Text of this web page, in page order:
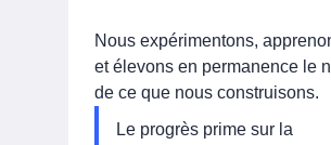
Nous expérimentons,
et élevons en permanence le
de ce que nous construisons.
Le progrès prime sur la